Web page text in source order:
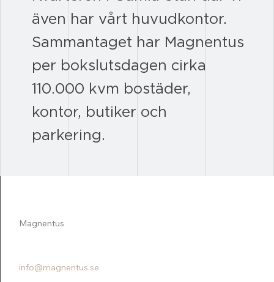
även har vårt huvudkontor.
Sammantaget har Magnentus
per bokslutsdagen cirka
110.000 kvm bostäder,
kontor, butiker och
parkering.
Magnentus
info@magnentus.se